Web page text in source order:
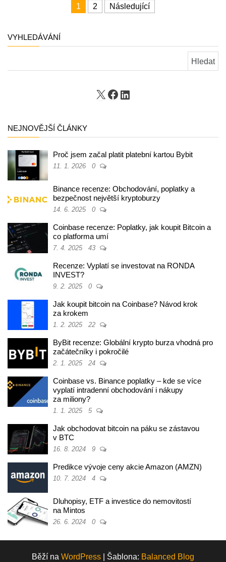
Stránkování příspěvků
1 2 Následující
VYHLEDÁVÁNÍ
X Facebook
LinkedIn
NEJNOVĚJŠÍ ČLÁNKY
Proč jsem začal platit platební kartou Bybit
11. 1. 2026 0
Binance recenze: Obchodování, poplatky a
bezpečnost největší kryptoburzy
14. 6. 2025 0
Coinbase recenze: Poplatky, jak koupit Bitcoin a
co platforma umí
7. 4. 2025 43
Recenze: Vyplatí se investovat na RONDA
INVEST?
9. 2. 2025 0
Jak koupit bitcoin na Coinbase? Návod krok
za krokem
1. 2. 2025 22
ByBit recenze: Globální krypto burza vhodná pro
začátečníky i pokročilé
2. 1. 2025 24
Coinbase vs. Binance poplatky – kde se více
vyplatí intradenní obchodování i nákupy
za miliony?
1. 1. 2025 5
Jak obchodovat bitcoin na páku se zástavou
v BTC
16. 8. 2024 9
Predikce vývoje ceny akcie Amazon (AMZN)
10. 7. 2024 4
Dluhopisy, ETF a investice do nemovitostí
na Mintos
26. 6. 2024 0
Běží na WordPress Šablona: Balanced Blog